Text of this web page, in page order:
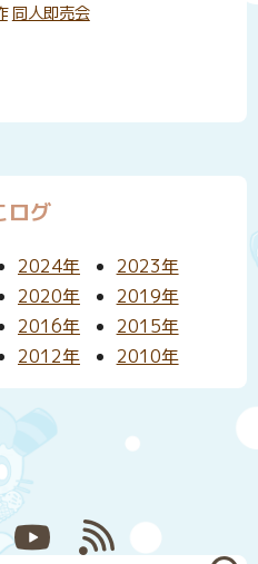
同人即売会
ログ
2024年
2023年
2020年
2019年
2016年
2015年
2012年 2010年
YouTube RSS